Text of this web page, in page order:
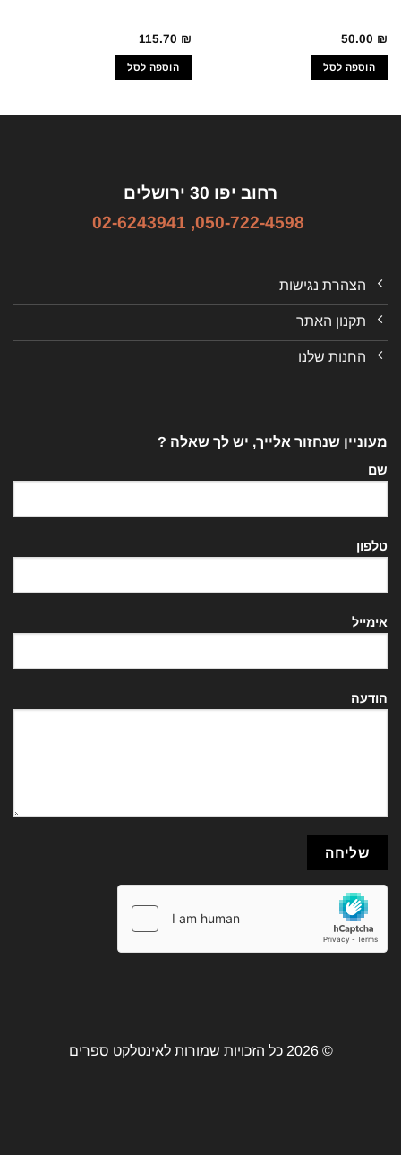
50.00 ₪
הוספה לסל
115.70 ₪
הוספה לסל
רחוב יפו 30 ירושלים
050-722-4598
,
02-6243941
הצהרת נגישות
תקנון האתר
החנות שלנו
מעוניין שנחזור אלייך, יש לך שאלה ?
שם
טלפון
אימייל
הודעה
© 2026 כל הזכויות שמורות לאינטלקט ספרים